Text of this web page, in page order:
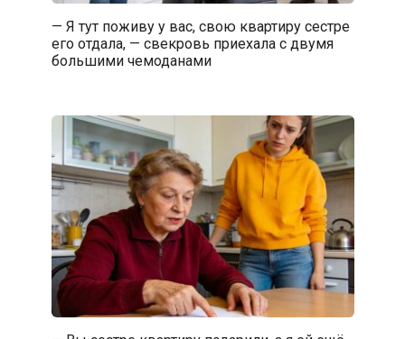
— Я тут поживу у вас, свою квартиру сестре
его отдала, — свекровь приехала с двумя
большими чемоданами